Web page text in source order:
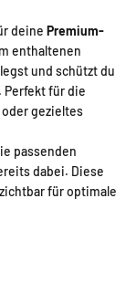
deine Premium-
enthaltenen
und schützt du
Perfekt für die
gezieltes
passenden
dabei. Diese
für optimale